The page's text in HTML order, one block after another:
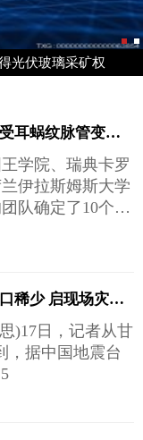
光伏玻璃采矿权
10个与听力损失相关新基因找到 主要受耳蜗纹脉管变化影响
学院、瑞典卡罗
伊拉斯姆斯大学
队确定了10个与
甘肃肃南5.1级地震：震中区域常住人口稀少 启现场灾情调查
)17日，记者从甘
，据中国地震台